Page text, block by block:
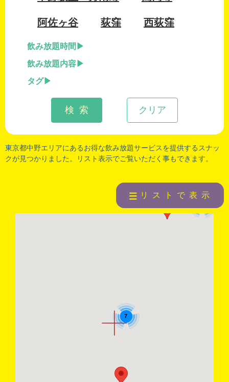
阿佐ヶ谷 荻窪 西荻窪
飲み放題時間
飲み放題内容
タグ
クリア
検 索
東京都中野エリアにあるお得な飲み放題サービスを提供するスナッ
クが見つかりました。リスト表示でご覧いただく事もできます。
リストで表示
7